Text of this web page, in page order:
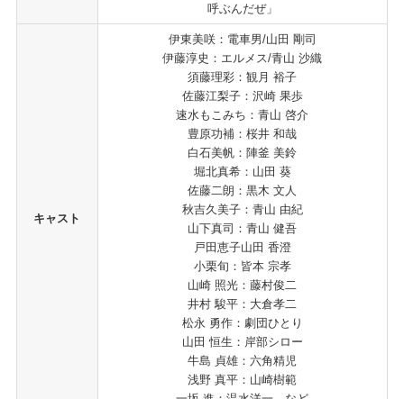
呼ぶんだぜ」
キャスト
伊東美咲：電車男/山田 剛司
伊藤淳史：エルメス/青山 沙織
須藤理彩：観月 裕子
佐藤江梨子：沢崎 果歩
速水もこみち：青山 啓介
豊原功補：桜井 和哉
白石美帆：陣釜 美鈴
堀北真希：山田 葵
佐藤二朗：黒木 文人
秋吉久美子：青山 由紀
山下真司：青山 健吾
戸田恵子山田 香澄
小栗旬：皆本 宗孝
山崎 照光：藤村俊二
井村 駿平：大倉孝二
松永 勇作：劇団ひとり
山田 恒生：岸部シロー
牛島 貞雄：六角精児
浅野 真平：山崎樹範